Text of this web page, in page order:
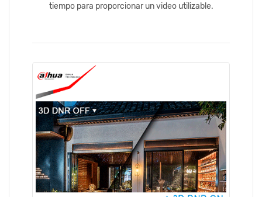
tiempo para proporcionar un video utilizable.